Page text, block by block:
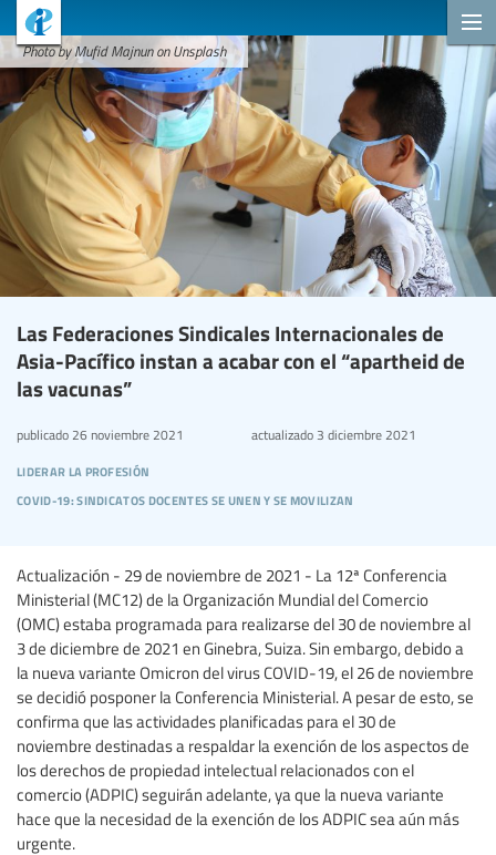
Photo by Mufid Majnun on Unsplash
Las Federaciones Sindicales Internacionales de
Asia-Pacífico instan a acabar con el “apartheid de
las vacunas”
liderar la profesión
covid-19: sindicatos docentes se unen y se movilizan
publicado 26 noviembre 2021 actualizado3 diciembre 2021
Actualización - 29 de noviembre de 2021 - La 12ª Conferencia
Ministerial (MC12) de la Organización Mundial del Comercio
(OMC) estaba programada para realizarse del 30 de noviembre al
3 de diciembre de 2021 en Ginebra, Suiza. Sin embargo, debido a
la nueva variante Omicron del virus COVID-19, el 26 de noviembre
se decidió posponer la Conferencia Ministerial. A pesar de esto, se
confirma que las actividades planificadas para el 30 de
noviembre destinadas a respaldar la exención de los aspectos de
los derechos de propiedad intelectual relacionados con el
comercio (ADPIC) seguirán adelante, ya que la nueva variante
hace que la necesidad de la exención de los ADPIC sea aún más
urgente.